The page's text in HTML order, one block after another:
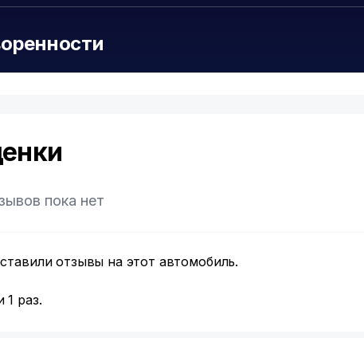
пока нет
отзывы на этот автомобиль.
1 раз.